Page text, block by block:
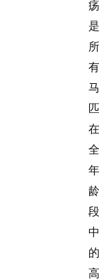
疡
是
所
有
马
匹
在
全
年
龄
段
中
的
高